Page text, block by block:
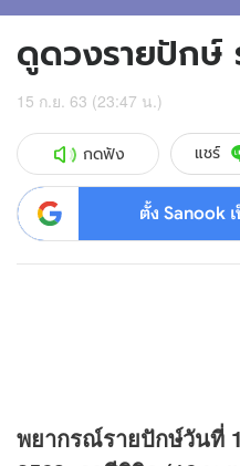
ดูดวงรายปักษ์
15 ก.ย. 63 (23:47 น.)
กดฟัง แชร์
ตั้ง Sanook
พยากรณ์รายปักษ์วันที่